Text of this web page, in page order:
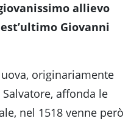
allievo
Giovanni
originariamente
affonda le
nel 1518 venne però